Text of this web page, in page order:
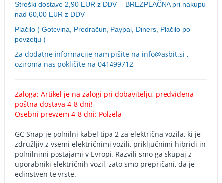
Stroški dostave 2,90 EUR z DDV - BREZPLAČNA pri nakupu
nad 60,00 EUR z DDV
Plačilo ( Gotovina, Predračun, Paypal, Diners, Plačilo po
povzetju )
Za dodatne informacije nam pišite na info@asbit.si ,
oziroma nas pokličite na 041499712
Zaloga: Artikel je na zalogi pri dobavitelju, predvidena
poštna dostava 4-8 dni!
Osebni prevzem 4-8 dni: Polzela
GC Snap je polnilni kabel tipa 2 za električna vozila, ki je
združljiv z vsemi električnimi vozili, priključnimi hibridi in
polnilnimi postajami v Evropi. Razvili smo ga skupaj z
uporabniki električnih vozil, zato smo prepričani, da je
edinstven te vrste.